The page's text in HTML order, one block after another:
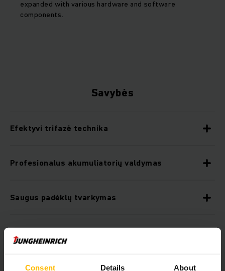
Consent Details About
expanded with various hardware and software
components.
Savybės
Efektyvi trifazė technika
Profesionalus akumuliatorių valdymas
Saugus padėklų tvarkymas
Sumažintos techninės priežiūros sąnaudos